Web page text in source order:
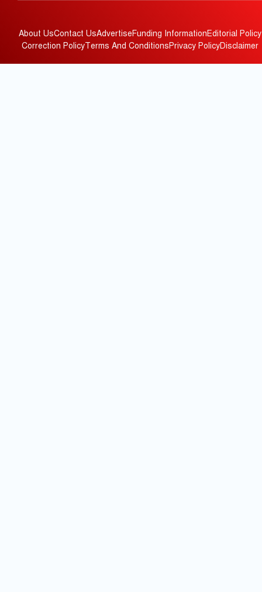
About UsContact UsAdvertiseFunding InformationEditorial Policy
Correction PolicyTerms And ConditionsPrivacy PolicyDisclaimer